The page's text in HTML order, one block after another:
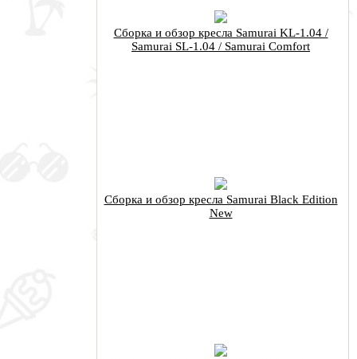
Сборка и обзор кресла Samurai KL-1.04 /
Samurai SL-1.04 / Samurai Comfort
Сборка и обзор кресла Samurai Black Edition
New